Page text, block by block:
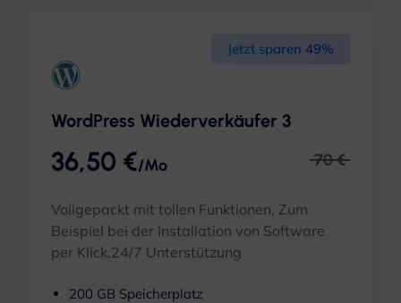
Jetzt sparen 49%
WordPress Wiederverkäufer 3
36,50 €/Mo 70 €
Vollgepackt mit tollen Funktionen, Zum
Beispiel bei der Installation von Software
per Klick,24/7 Unterstützung
200 GB Speicherplatz